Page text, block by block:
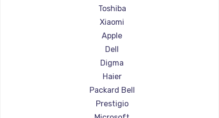
Ремонт ноутбуков Panasonic
Ремонт ноутбуков Irbis
Ремонт ноутбуков Thunderobot
Ремонт ноутбуков Hasee
Ремонт ноутбуков ZTE
Ремонт ноутбуков Hiper
Ремонт ноутбуков Evga
Ремонт ноутбуков Google
Ремонт ноутбуков Echips
Toshiba
Xiaomi
Apple
Dell
Digma
Haier
Packard Bell
Prestigio